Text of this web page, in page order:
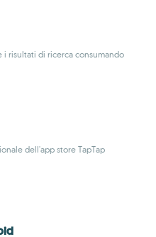
risultati di ricerca consumando
dell'app store TapTap